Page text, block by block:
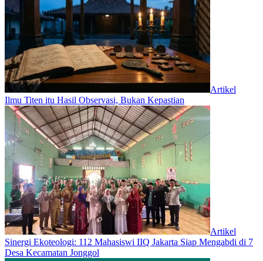
Artikel
Ilmu Titen itu Hasil Observasi, Bukan Kepastian
Artikel
‎Sinergi Ekoteologi: 112 Mahasiswi IIQ Jakarta Siap Mengabdi di 7
Desa Kecamatan Jonggol